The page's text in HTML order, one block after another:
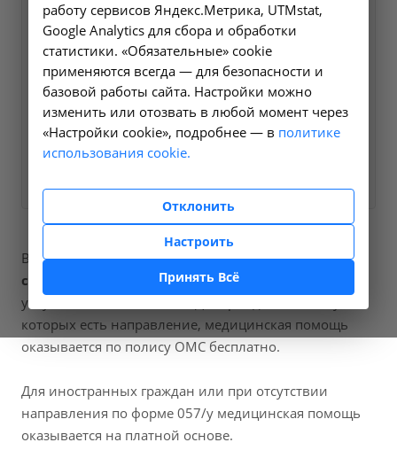
Оформите заявку на сайте,
мы свяжемся с вами в
ближайшее время и ответим
на все интересующие
вопросы.
В наших клиниках мы проводимприем врача-
сердечно-сосудистого хирурга первичный
услуги (НМУ)
которых есть направление, медицинская помощь
оказывается по полису ОМС бесплатно.
Для иностранных граждан или при отсутствии
направления по форме 057/у медицинская помощь
оказывается на платной основе.
работу сервисов Яндекс.Метрика, UTMstat,
Google Analytics для сбора и обработки
статистики. «Обязательные» cookie
применяются всегда — для безопасности и
базовой работы сайта. Настройки можно
изменить или отозвать в любой момент через
«Настройки cookie», подробнее — в политике
использования cookie.
Отклонить
Настроить
Принять Всё